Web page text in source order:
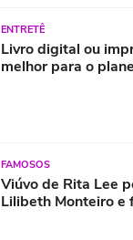
ENTRETÊ
Livro digital ou
melhor para o
FAMOSOS
Viúvo de Rita Lee
Lilibeth Monteiro e